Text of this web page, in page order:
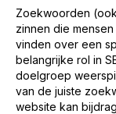
Zoekwoorden
zinnen die
vinden over een
belangrijke rol in
doelgroep
van de juiste
website kan